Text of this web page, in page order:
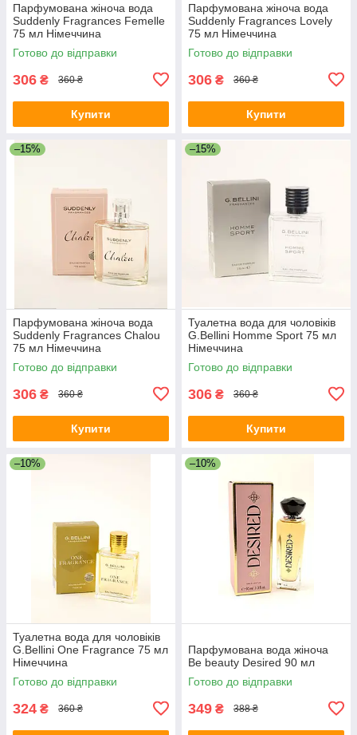
Парфумована жіноча вода
Suddenly Fragrances Femelle
75 мл Німеччина
Готово до відправки
306 ₴ 360 ₴
Купити
Парфумована жіноча вода
Suddenly Fragrances Lovely
75 мл Німеччина
Готово до відправки
306 ₴ 360 ₴
Купити
–15%
Парфумована жіноча вода
Suddenly Fragrances Chalou
75 мл Німеччина
Готово до відправки
306 ₴ 360 ₴
Купити
–15%
Туалетна вода для чоловіків
G.Bellini Homme Sport 75 мл
Німеччина
Готово до відправки
306 ₴ 360 ₴
Купити
–10%
Туалетна вода для чоловіків
G.Bellini One Fragrance 75 мл
Німеччина
Готово до відправки
324 ₴ 360 ₴
–10%
Парфумована вода жіноча
Be beauty Desired 90 мл
Готово до відправки
349 ₴ 388 ₴